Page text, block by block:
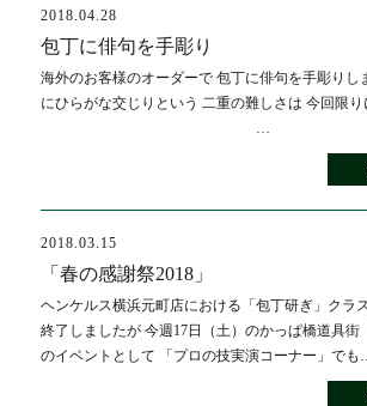
2018.04.28
包丁に俳句を手彫り
海外のお客様のオーダーで 包丁に俳句を手彫りし
にひらがな交じりという 二重の難しさは 今回限り
…
2018.03.15
「春の感謝祭2018」
ヘンケルス横浜元町店における「包丁研ぎ」クラ
終了しましたが 今週17日（土）のかっぱ橋道具街
のイベントとして 「プロの技実演コーナー」で